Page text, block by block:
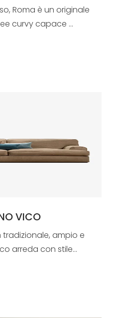
Roma è un originale
curvy capace ...
VICO
ampio e
arreda con stile...